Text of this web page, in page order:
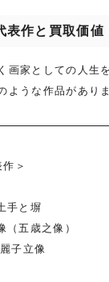
表作と買取価値
画家としての人生
ような作品がありま
＞
手と塀
（五歳之像）
子立像